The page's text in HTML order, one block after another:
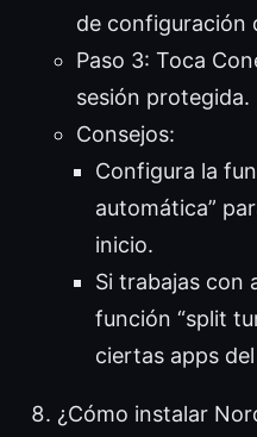
de configuración
Paso 3: Toca
sesión protegida.
Consejos:
Configura la
automática”
inicio.
Si trabajas con
función “split
ciertas apps
¿Cómo instalar